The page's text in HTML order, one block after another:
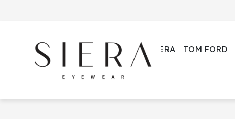
SIERA TOM FORD